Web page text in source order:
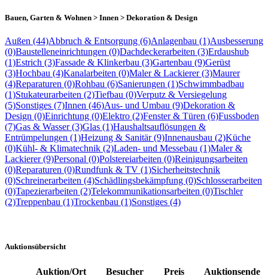
Bauen, Garten & Wohnen > Innen > Dekoration & Design
Außen (44)Abbruch & Entsorgung (6)Anlagenbau (1)Ausbesserung
(0)Baustelleneinrichtungen (0)Dachdeckerarbeiten (3)Erdaushub
(1)Estrich (3)Fassade & Klinkerbau (3)Gartenbau (9)Gerüst
(3)Hochbau (4)Kanalarbeiten (0)Maler & Lackierer (3)Maurer
(4)Reparaturen (0)Rohbau (6)Sanierungen (1)Schwimmbadbau
(1)Stukateurarbeiten (2)Tiefbau (0)Verputz & Versiegelung
(5)Sonstiges (7)Innen (46)Aus- und Umbau (9)Dekoration &
Design (0)Einrichtung (0)Elektro (2)Fenster & Türen (6)Fussboden
(7)Gas & Wasser (3)Glas (1)Haushaltsauflösungen &
Entrümpelungen (1)Heizung & Sanitär (9)Innenausbau (2)Küche
(0)Kühl- & Klimatechnik (2)Laden- und Messebau (1)Maler &
Lackierer (9)Personal (0)Polstereiarbeiten (0)Reinigungsarbeiten
(0)Reparaturen (0)Rundfunk & TV (1)Sicherheitstechnik
(0)Schreinerarbeiten (4)Schädlingsbekämpfung (0)Schlosserarbeiten
(0)Tapezierarbeiten (2)Telekommunikationsarbeiten (0)Tischler
(2)Treppenbau (1)Trockenbau (1)Sonstiges (4)
Auktionsübersicht
Auktion/Ort Besucher Preis Auktionsende